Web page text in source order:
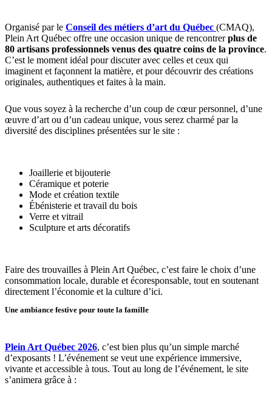
Organisé par le Conseil des métiers d’art du Québec (CMAQ),
Plein Art Québec offre une occasion unique de rencontrerplus de
80 artisans professionnels venus des quatre coins de la province.
C’est le moment idéal pour discuter avec celles et ceux qui
imaginent et façonnent la matière, et pour découvrir des créations
originales, authentiques et faites à la main.
Que vous soyez à la recherche d’un coup de cœur personnel, d’une
œuvre d’art ou d’un cadeau unique, vous serez charmé par la
diversité des disciplines présentées sur le site :
Joaillerie et bijouterie
Céramique et poterie
Mode et création textile
Ébénisterie et travail du bois
Verre et vitrail
Sculpture et arts décoratifs
Faire des trouvailles à Plein Art Québec, c’est faire le choix d’une
consommation locale, durable et écoresponsable, tout en soutenant
directement l’économie et la culture d’ici.
Une ambiance festive pour toute la famille
Plein Art Québec 2026, c’est bien plus qu’un simple marché
d’exposants ! L’événement se veut une expérience immersive,
vivante et accessible à tous. Tout au long de l’événement, le site
s’animera grâce à :